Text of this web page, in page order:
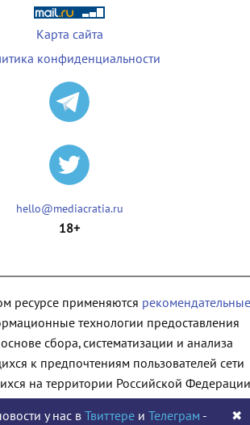
Карта сайта
конфиденциальности
hello@mediacratia.ru
18+
ресурсе применяются рекомендательные
технологии предоставления
сбора, систематизации и анализа
к предпочтениям пользователей сети
на территории Российской
у нас в Твиттереи Телеграм - ✖